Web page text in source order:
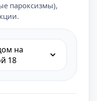
пароксизмы),
на
18